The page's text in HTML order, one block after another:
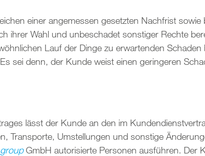
einer angemessen gesetzten Nachfrist
ihrer Wahl und unbeschadet sonstiger Rechte
Lauf der Dinge zu erwartenden
sei denn, der Kunde weist einen geringeren
lässt der Kunde an den im
Transporte, Umstellungen und sonstige
GmbH autorisierte Personen ausführen. Der